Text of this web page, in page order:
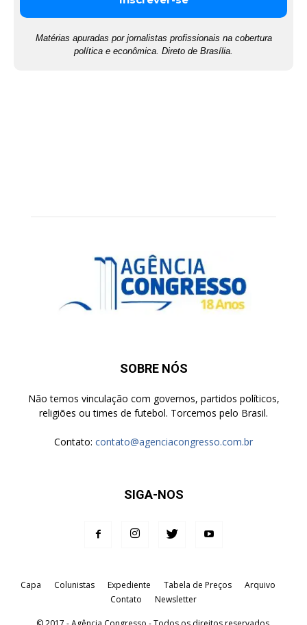
Matérias apuradas por jornalistas profissionais na cobertura
política e econômica. Direto de Brasília.
SOBRE NÓS
Não temos vinculação com governos, partidos políticos,
religiões ou times de futebol. Torcemos pelo Brasil.
Contato: contato@agenciacongresso.com.br
SIGA-NOS
Capa Colunistas Expediente Tabela de Preços
Arquivo
Contato
Newsletter